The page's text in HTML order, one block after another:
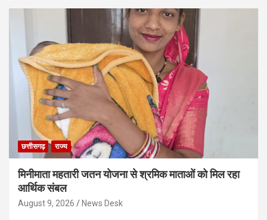
छत्तीसगढ़ राज्य
मिनीमाता महतारी जतन योजना से श्रमिक माताओं को मिल रहा
आर्थिक संबल
August 9, 2026 News Desk